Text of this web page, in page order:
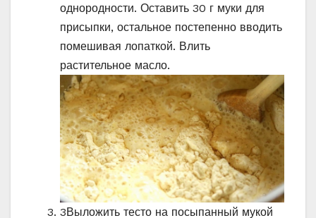
однородности. Оставить 30 г муки для
присыпки, остальное постепенно вводить
помешивая лопаткой. Влить
растительное масло.
3Выложить тесто на посыпанный мукой